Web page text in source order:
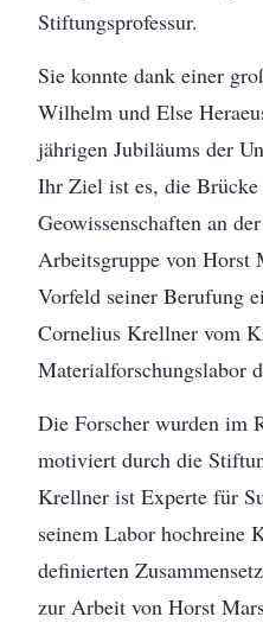
Stiftungsprofessur.
Sie konnte dank einer
Wilhelm und Else
jährigen Jubiläums der
Ihr Ziel ist es, die
Geowissenschaften an
Arbeitsgruppe von Horst
Vorfeld seiner Berufung
Cornelius Krellner vom
Materialforschungslabor
Die Forscher wurden im
motiviert durch die
Krellner ist Experte für
seinem Labor hochreine
definierten
zur Arbeit von Horst